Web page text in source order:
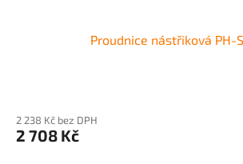
Proudnice nástřiková PH-
2 238 Kč bez DPH
2 708 Kč